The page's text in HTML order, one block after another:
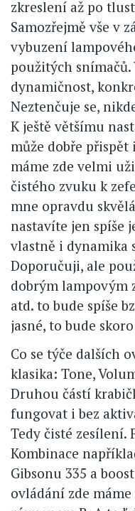
zkreslení až po
Samozřejmě vše v
vybuzení
použitých snímačů.
dynamičnost,
Neztenčuje se,
K ještě většímu
může dobře přispět
máme zde velmi
čistého zvuku k
mne opravdu
nastavíte jen spíše
vlastně i dynamika
Doporučuji, ale
dobrým lampovým
atd. to bude spíše
jasné, to bude
Co se týče dalších
klasika: Tone,
Druhou částí
fungovat i bez
Tedy čisté zesílení.
Kombinace
Gibsonu 335 a
ovládání zde